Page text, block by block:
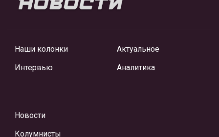
Наши колонки
Интервью
Актуальное
Аналитика
Новости
Колумнисты